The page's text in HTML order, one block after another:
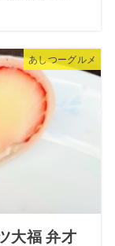
あしつーグルメ
大福 弁才